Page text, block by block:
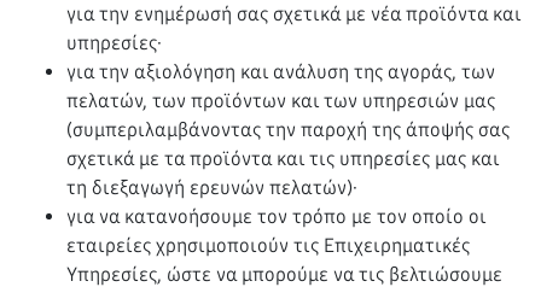
για την ενημέρωσή σας σχετικά με νέα προϊόντα και
υπηρεσίες·
για την αξιολόγηση και ανάλυση της αγοράς, των
πελατών, των προϊόντων και των υπηρεσιών μας
(συμπεριλαμβάνοντας την παροχή της άποψής σας
σχετικά με τα προϊόντα και τις υπηρεσίες μας και
τη διεξαγωγή ερευνών πελατών)·
για να κατανοήσουμε τον τρόπο με τον οποίο οι
εταιρείες χρησιμοποιούν τις Επιχειρηματικές
Υπηρεσίες, ώστε να μπορούμε να τις βελτιώσουμε